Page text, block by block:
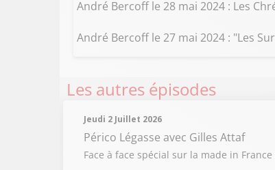
André Bercoff le 28 mai 2024 : Les
André Bercoff le 27 mai 2024 : "Les
Les autres épisodes
Jeudi 2 Juillet 2026
Périco Légasse avec Gilles Attaf
Face à face spécial sur la made in